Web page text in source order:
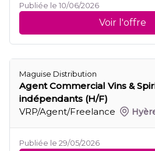
Publiée le 10/06/2026
Voir l'offre
Maguise Distribution
Agent Commercial Vins &
indépendants (H/F)
VRP/Agent/Freelance
Publiée le 29/05/2026